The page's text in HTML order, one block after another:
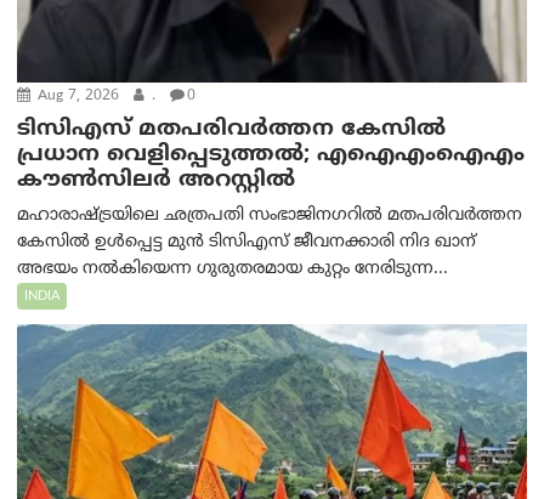
Aug 7, 2026 . 0
ടിസിഎസ് മതപരിവർത്തന കേസിൽ
പ്രധാന വെളിപ്പെടുത്തൽ; എഐഎംഐഎം
കൗൺസിലർ അറസ്റ്റിൽ
മഹാരാഷ്ട്രയിലെ ഛത്രപതി സംഭാജിനഗറിൽ മതപരിവർത്തന
കേസിൽ ഉൾപ്പെട്ട മുൻ ടിസിഎസ് ജീവനക്കാരി നിദ ഖാന്
അഭയം നൽകിയെന്ന ഗുരുതരമായ കുറ്റം നേരിടുന്ന...
INDIA